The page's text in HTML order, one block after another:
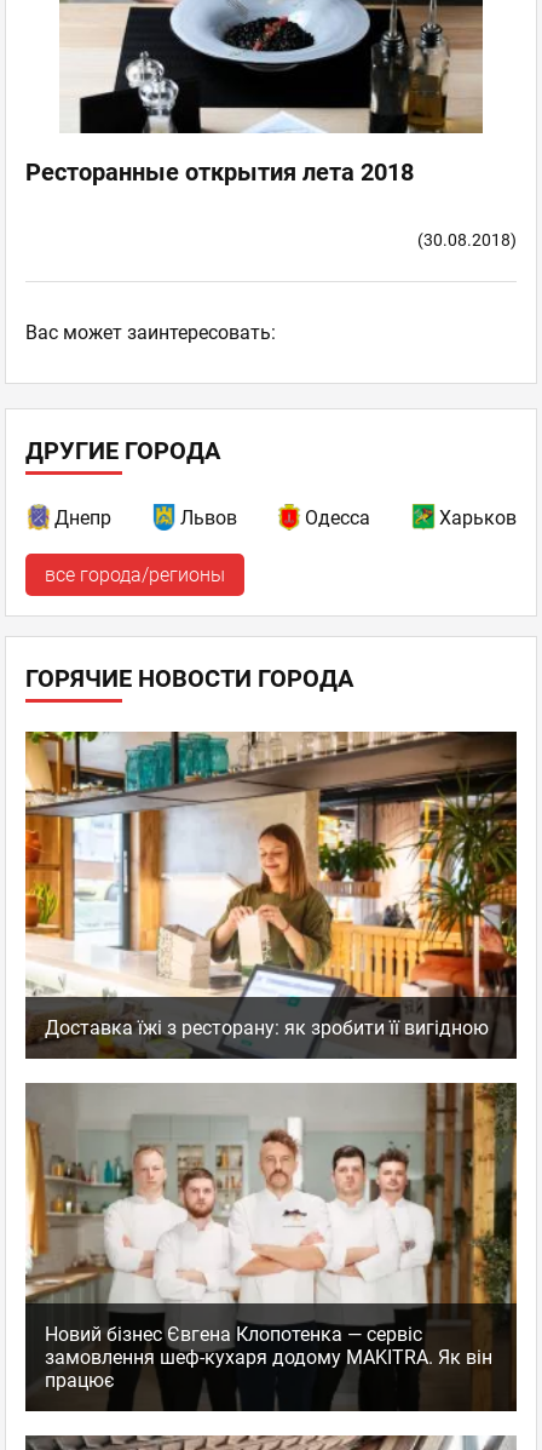
Ресторанные открытия лета 2018
(30.08.2018)
Ваc может заинтересовать:
ДРУГИЕ ГОРОДА
Днепр Львов Одесса Харьков
все города/регионы
ГОРЯЧИЕ НОВОСТИ ГОРОДА
Доставка їжі з ресторану: як зробити її вигідною
Новий бізнес Євгена Клопотенка — сервіс
замовлення шеф-кухаря додому MAKITRA. Як він
працює